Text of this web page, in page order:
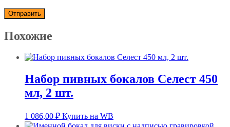
Похожие
Набор пивных бокалов Селест 450
мл, 2 шт.
1 086,00 ₽ Купить на WB